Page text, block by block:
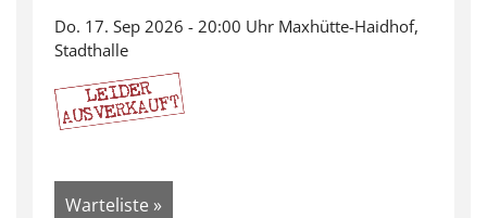
Do. 17. Sep 2026 - 20:00 Uhr Maxhütte-Haidhof,
Stadthalle
Warteliste »